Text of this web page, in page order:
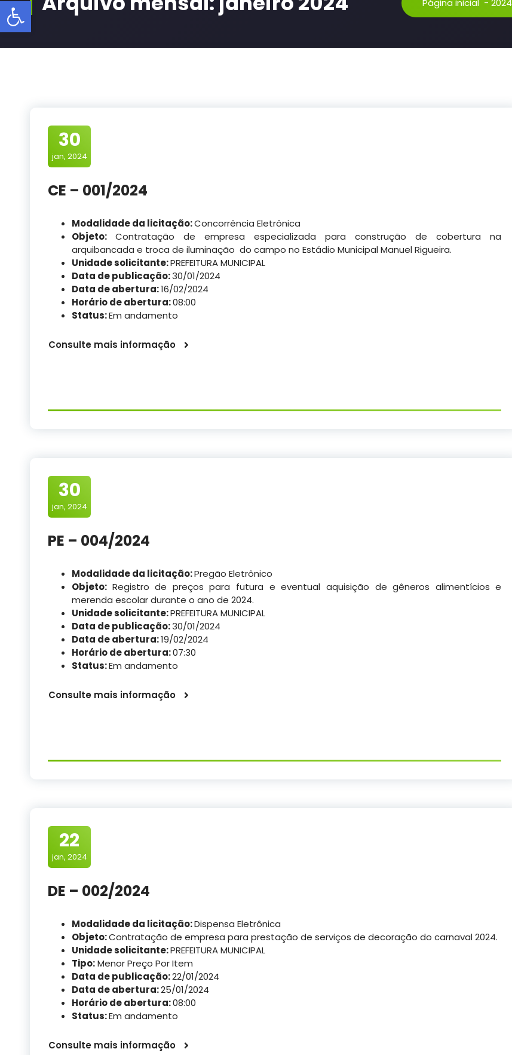
Barra de Ferramentas Aberta Página inicial - 2024
30
jan, 2024
CE – 001/2024
Modalidade da licitação:Concorrência Eletrônica
Objeto:Contratação de empresa especializada para construção de cobertura na
arquibancada e troca de iluminação do campo no Estádio Municipal Manuel Rigueira.
Unidade solicitante:PREFEITURA MUNICIPAL
Data de publicação:30/01/2024
Data de abertura:16/02/2024
Horário de abertura:08:00
Status:Em andamento
Consulte mais informação
30
jan, 2024
PE – 004/2024
Modalidade da licitação:Pregão Eletrônico
Objeto: Registro de preços para futura e eventual aquisição de gêneros alimentícios e
merenda escolar durante o ano de 2024.
Unidade solicitante:PREFEITURA MUNICIPAL
Data de publicação:30/01/2024
Data de abertura:19/02/2024
Horário de abertura:07:30
Status:Em andamento
Consulte mais informação
22
jan, 2024
DE – 002/2024
Modalidade da licitação:Dispensa Eletrônica
Objeto:Contratação de empresa para prestação de serviços de decoração do carnaval 2024.
Unidade solicitante:PREFEITURA MUNICIPAL
Tipo:Menor Preço Por Item
Data de publicação:22/01/2024
Data de abertura:25/01/2024
Horário de abertura:08:00
Status:Em andamento
Consulte mais informação